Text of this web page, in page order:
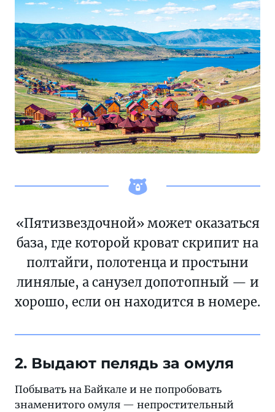
«Пятизвездочной» может оказаться
база, где которой кроват скрипит на
полтайги, полотенца и простыни
линялые, а санузел допотопный — и
хорошо, если он находится в номере.
2. Выдают пелядь за омуля
Побывать на Байкале и не попробовать
знаменитого омуля — непростительный